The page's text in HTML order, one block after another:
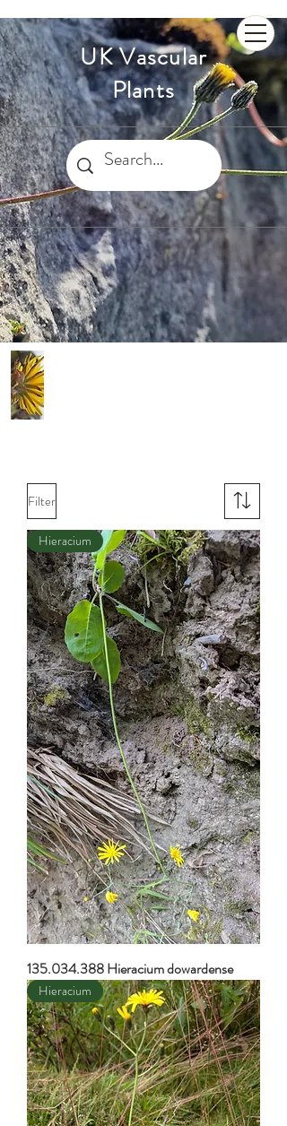
UK Vascular
Plants
Filter
Hieracium
135.034.388 Hieracium dowardense
Hieracium